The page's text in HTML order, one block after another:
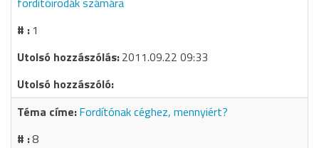
1
2011.09.22 09:33
Fordítónak céghez, mennyiért?
8